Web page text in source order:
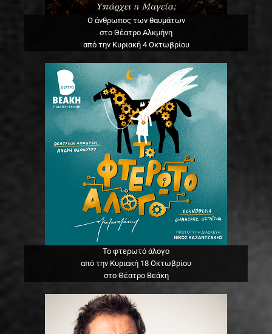
Ο άνθρωπος των θαυμάτων
στο Θέατρο Αλκμήνη
από την Κυριακή 4 Οκτωβρίου
Το φτερωτό άλογο
από την Κυριακή 18 Οκτωβρίου
στο Θέατρο Βεάκη